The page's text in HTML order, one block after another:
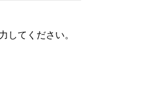
してください。